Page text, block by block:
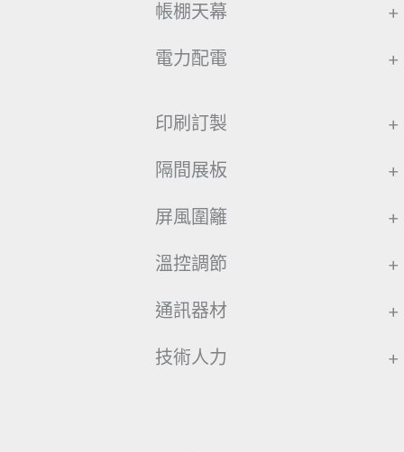
帳棚天幕 +
電力配電 +
印刷訂製 +
隔間展板 +
屏風圍籬 +
溫控調節 +
通訊器材 +
技術人力 +